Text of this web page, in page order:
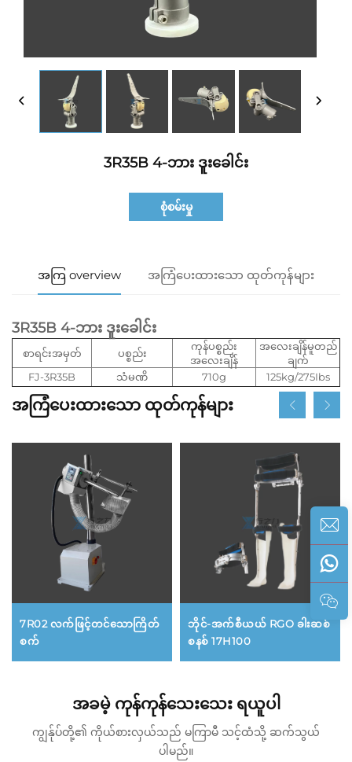
3R35B 4-ဘား ဒူးခေါင်း
စုံစမ်းမှု
အကြ overview အကြံပေးထားသော ထုတ်ကုန်များ
3R35B 4-ဘား ဒူးခေါင်း
စာရင်းအမှတ် ပစ္စည်း
ကုန်ပစ္စည်း
အလေးချိန်
အလေးချိန်မူတည်
ချက်
FJ-3R35B
သံမဏိ 710g 125kg/275Ibs
အကြံပေးထားသော ထုတ်ကုန်များ
7R02 လက်ဖြင့်တင်သောကြိတ်
စက်
ဘိုင်-အက်စီယယ် RGO ခါးဆစ်
စနစ် 17H100
အခမဲ့ ကုန်ကုန်သေးသေး ရယူပါ
ကျွန်ုပ်တို့၏ ကိုယ်စားလှယ်သည် မကြာမီ သင့်ထံသို့ ဆက်သွယ်
ပါမည်။